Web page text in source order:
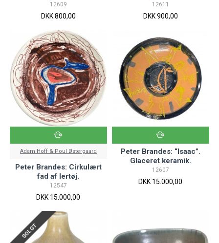
12609
DKK 800,00
12611
DKK 900,00
Adam Hoff & Poul Østergaard
Peter Brandes: Cirkulært
fad af lertøj.
12547
DKK 15.000,00
Peter Brandes: “Isaac”.
Glaceret keramik.
12607
DKK 15.000,00
SOLGT